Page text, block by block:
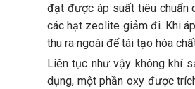
đạt được áp suất tiêu chuẩn
các hạt zeolite giảm đi. Khi
thu ra ngoài để tái tạo hóa
Liên tục như vậy không khí
dụng, một phần oxy được